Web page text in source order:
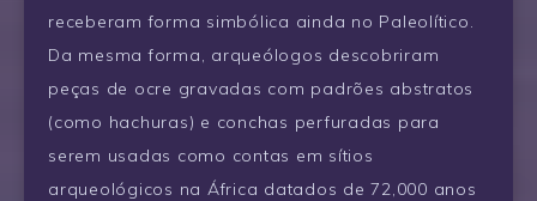
receberam forma simbólica ainda no Paleolítico.
Da mesma forma, arqueólogos descobriram
peças de ocre gravadas com padrões abstratos
(como hachuras) e conchas perfuradas para
serem usadas como contas em sítios
arqueológicos na África datados de 72,000 anos